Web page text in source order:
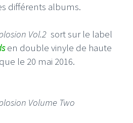
différents albums.
Vol.2 sort sur le label
en double vinyle de haute
le 20 mai 2016.
Volume Two